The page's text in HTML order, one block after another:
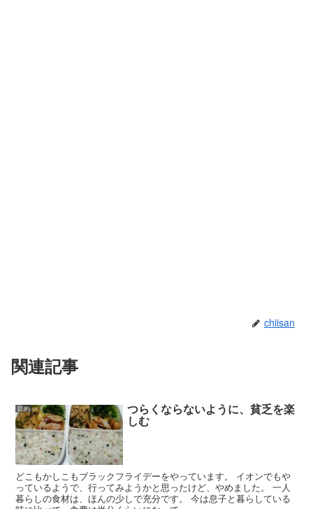
chiisan
関連記事
節約 つらくならないように、貧乏を楽
しむ
どこもかしこもブラックフライデーをやっています。 イオンでもや
っているようで、行ってみようかと思ったけど、やめました。 一人
暮らしの食材は、ほんの少しで充分です。 今は息子と暮らしている